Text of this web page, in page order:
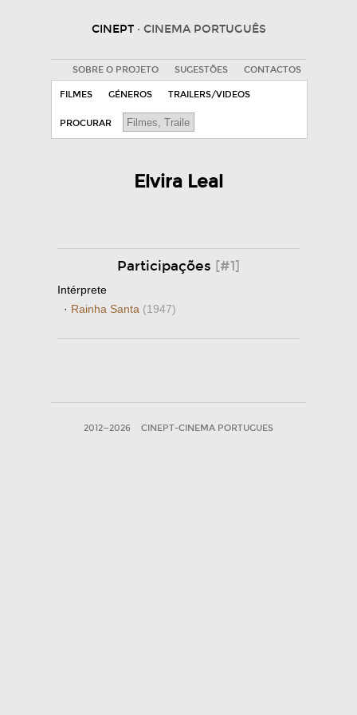
CINEPT · CINEMA PORTUGUÊS
SOBRE O PROJETO SUGESTÕES CONTACTOS
FILMES GÉNEROS TRAILERS/VIDEOS
PROCURAR
Elvira Leal
Participações [#1]
Intérprete
· Rainha Santa (1947)
2012—2026 CINEPT-CINEMA PORTUGUES